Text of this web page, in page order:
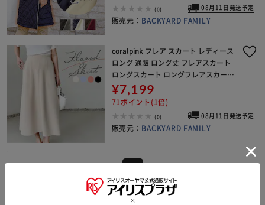
(0) 08月11日発送予定
販売元： BACKYARD FAMILY
coralpink フレア スカート レディース
ロング 通販 ロング丈 フレアスカート
ロングスカート ロングフレアスカート
レディーススカート ボトムス きれい
め ポケット 上品 ストレッチ性 ウ
¥7,199
71ポイント(1倍)
(0) 08月11日発送予定
販売元： BACKYARD FAMILY